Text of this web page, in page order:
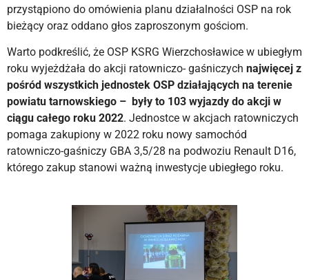
przystąpiono do omówienia planu działalności OSP na rok
bieżący oraz oddano głos zaproszonym gościom.
Warto podkreślić, że OSP KSRG Wierzchosławice w ubiegłym
roku wyjeżdżała do akcji ratowniczo- gaśniczych najwięcej z
pośród wszystkich jednostek OSP działających na terenie
powiatu tarnowskiego – były to 103 wyjazdy do akcji w
ciągu całego roku 2022. Jednostce w akcjach ratowniczych
pomaga zakupiony w 2022 roku nowy samochód
ratowniczo-gaśniczy GBA 3,5/28 na podwoziu Renault D16,
którego zakup stanowi ważną inwestycje ubiegłego roku.